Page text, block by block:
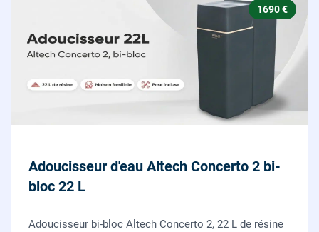
1690 €
Adoucisseur d'eau Altech Concerto 2 bi-
bloc 22 L
Adoucisseur bi-bloc Altech Concerto 2, 22 L de résine